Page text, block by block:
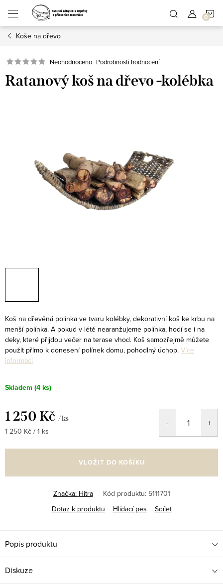
obsah
Koše na dřevo
Neohodnoceno Podrobnosti hodnocení
Ratanový koš na dřevo -kolébka
Koš na dřevěná polinka ve tvaru kolébky, dekorativní koš ke krbu na
menší polínka. A pokud v létě nearanžujeme polínka, hodí se i na
deky, které přijdou večer na terase vhod. Koš samozřejmě můžete
použít přímo k donesení polínek domu, pohodlný úchop. Více
informací
Skladem (4 ks)
1 250 Kč / ks
Měrná
1 250 Kč / 1 ks
VLOŽIT DO KOŠÍKU
Značka: Hitra Kód produktu: 5111701
Dotaz k produktu
Hlídací pes Sdílet
Popis produktu
Diskuze